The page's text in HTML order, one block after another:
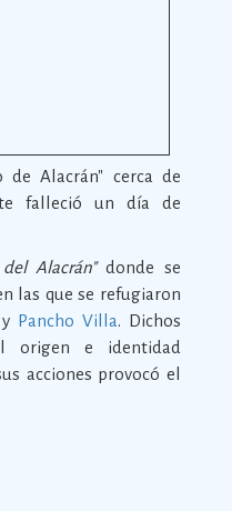
Alacrán" cerca de
falleció un día de
del Alacrán"donde se
las que se refugiaron
Pancho Villa. Dichos
origen e identidad
acciones provocó el